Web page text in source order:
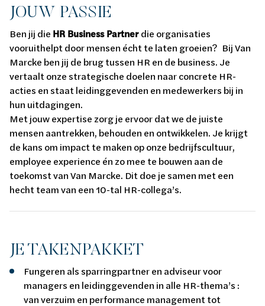
JOUW PASSIE
Ben jij die HR Business Partnerdie organisaties
vooruithelpt door mensen écht te laten groeien? Bij Van
Marcke ben jij de brug tussen HR en de business. Je
vertaalt onze strategische doelen naar concrete HR-
acties en staat leidinggevenden en medewerkers bij in
hun uitdagingen.
Met jouw expertise zorg je ervoor dat we de juiste
mensen aantrekken, behouden en ontwikkelen. Je krijgt
de kans om impact te maken op onze bedrijfscultuur,
employee experience én zo mee te bouwen aan de
toekomst van Van Marcke. Dit doe je samen met een
hecht team van een 10-tal HR-collega’s.
JE TAKENPAKKET
Fungeren als sparringpartner en adviseur voor
managers en leidinggevenden in alle HR-thema’s :
van verzuim en performance management tot